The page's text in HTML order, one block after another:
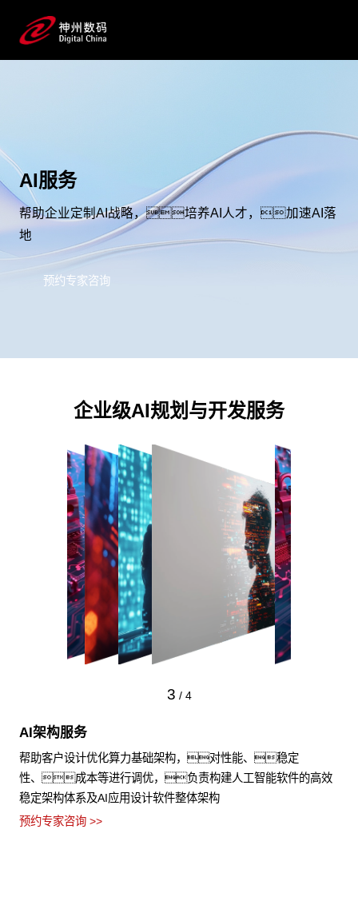
AI服务
帮助企业定制AI战略，培养AI人才，加速AI落
地
预约专家咨询
企业级AI规划与开发服务
3 / 4
AI架构服务
帮助客户设计优化算力基础架构，对性能、稳定
性、成本等进行调优，负责构建人工智能软件的高效
稳定架构体系及AI应用设计软件整体架构
预约专家咨询 >>